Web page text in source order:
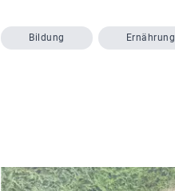
Bildung Ernährung